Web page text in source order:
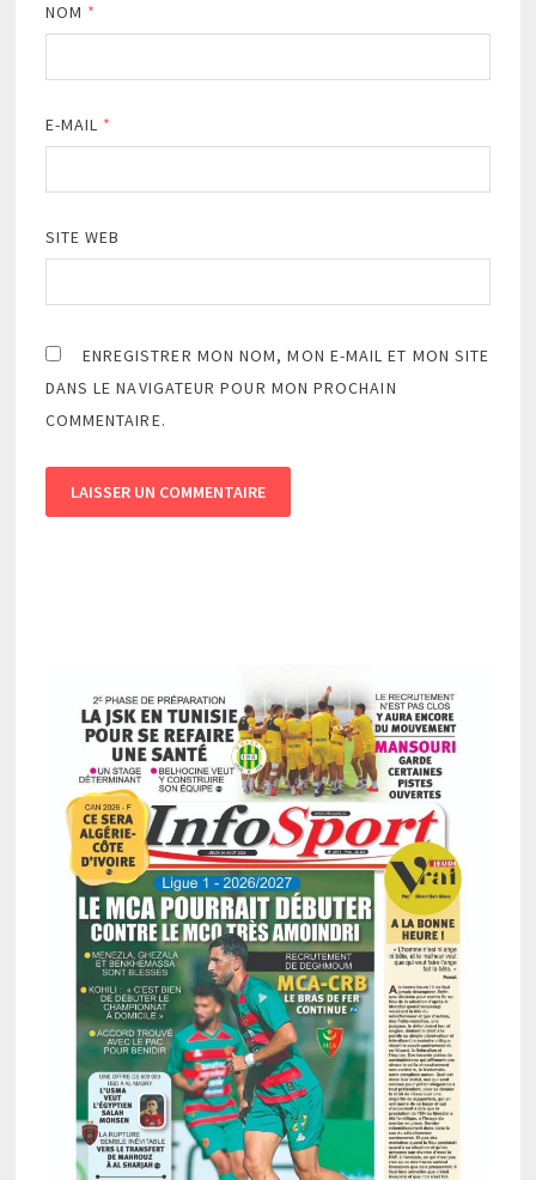
NOM *
E-MAIL *
SITE WEB
ENREGISTRER MON NOM, MON E-MAIL ET MON SITE
DANS LE NAVIGATEUR POUR MON PROCHAIN
COMMENTAIRE.